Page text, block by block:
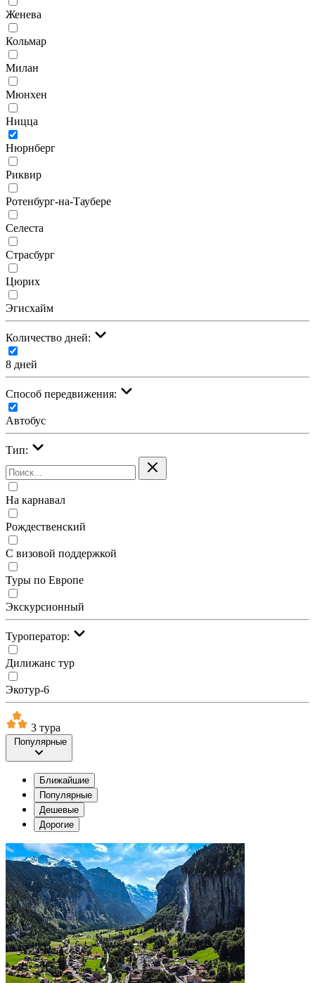
Женева
Кольмар
Милан
Мюнхен
Ницца
Нюрнберг
Риквир
Ротенбург-на-Таубере
Селеста
Страсбург
Цюрих
Эгисхайм
Количество дней:
8 дней
Cпособ передвижения:
Автобус
Тип:
На карнавал
Рождественский
С визовой поддержкой
Туры по Европе
Экскурсионный
Туроператор:
Дилижанс тур
Экотур-6
3 тура
Популярные
Ближайшие
Популярные
Дешевые
Дорогие